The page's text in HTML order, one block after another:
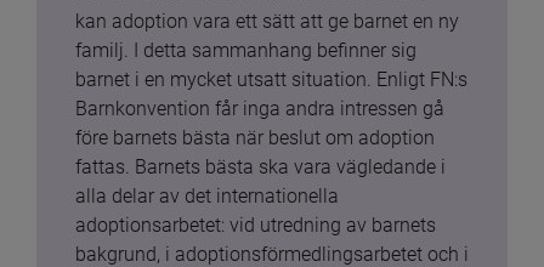
kan adoption vara ett sätt att ge barnet en ny
familj. I detta sammanhang befinner sig
barnet i en mycket utsatt situation. Enligt FN:s
Barnkonvention får inga andra intressen gå
före barnets bästa när beslut om adoption
fattas. Barnets bästa ska vara vägledande i
alla delar av det internationella
adoptionsarbetet: vid utredning av barnets
bakgrund, i adoptionsförmedlingsarbetet och i